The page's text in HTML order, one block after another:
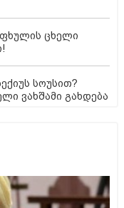
ცხელი
სოუსით?
ვახშამი გახდება